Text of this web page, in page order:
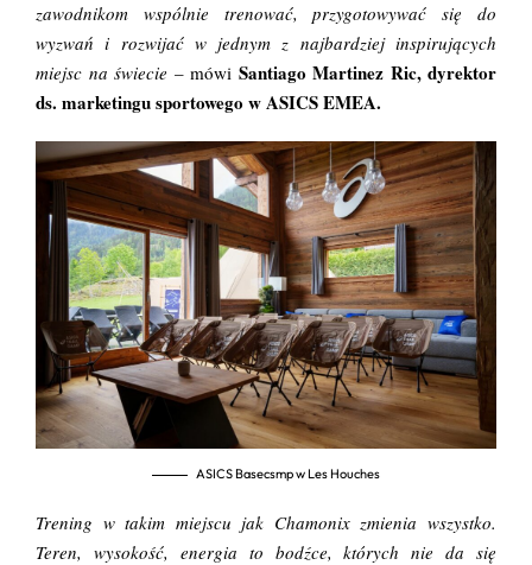
zawodnikom wspólnie trenować, przygotowywać się do
wyzwań i rozwijać w jednym z najbardziej inspirujących
miejsc na świecie – mówi Santiago Martinez Ric, dyrektor
ds. marketingu sportowego w ASICS EMEA.
ASICS Basecsmp w Les Houches
Trening w takim miejscu jak Chamonix zmienia wszystko.
Teren, wysokość, energia to bodźce, których nie da się